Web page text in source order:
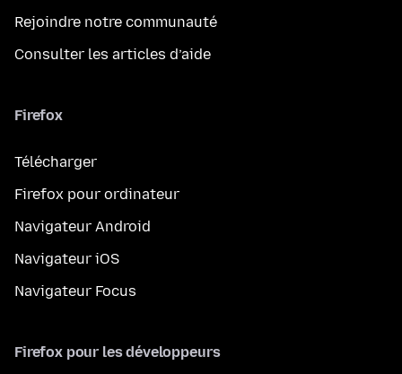
Rejoindre notre communauté
Consulter les articles d’aide
Firefox
Télécharger
Firefox pour ordinateur
Navigateur Android
Navigateur iOS
Navigateur Focus
Firefox pour les développeurs